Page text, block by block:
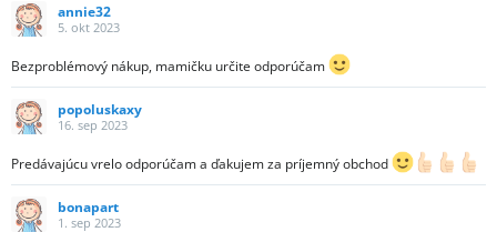
annie32
5. okt 2023
Bezproblémový nákup, mamičku určite odporúčam
popoluskaxy
16. sep 2023
Predávajúcu vrelo odporúčam a ďakujem za príjemný obchod
bonapart
1. sep 2023